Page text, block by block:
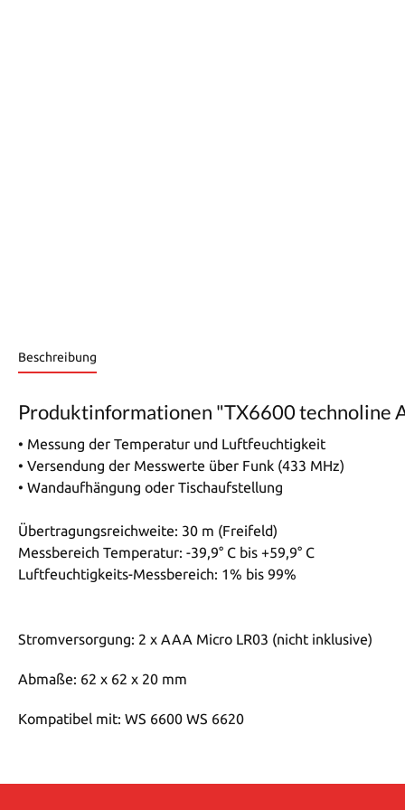
Beschreibung
Produktinformationen "TX6600 technoline
• Messung der Temperatur und Luftfeuchtigkeit
• Versendung der Messwerte über Funk (433 MHz)
• Wandaufhängung oder Tischaufstellung
Übertragungsreichweite: 30 m (Freifeld)
Messbereich Temperatur: -39,9° C bis +59,9° C
Luftfeuchtigkeits-Messbereich: 1% bis 99%
Stromversorgung: 2 x AAA Micro LR03 (nicht inklusive)
Abmaße: 62 x 62 x 20 mm
Kompatibel mit: WS 6600 WS 6620